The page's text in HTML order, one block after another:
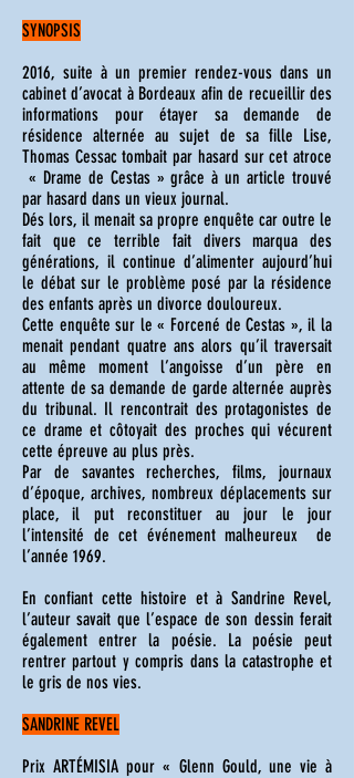
SYNOPSIS
2016, suite à un premier rendez-vous dans un
cabinet d’avocat à Bordeaux afin de recueillir des
informations pour étayer sa demande de
résidence alternée au sujet de sa fille Lise,
Thomas Cessac tombait par hasard sur cet atroce
« Drame de Cestas » grâce à un article trouvé
par hasard dans un vieux journal.
Dés lors, il menait sa propre enquête car outre le
fait que ce terrible fait divers marqua des
générations, il continue d’alimenter aujourd’hui
le débat sur le problème posé par la résidence
des enfants après un divorce douloureux.
Cette enquête sur le « Forcené de Cestas », il la
menait pendant quatre ans alors qu’il traversait
au même moment l’angoisse d’un père en
attente de sa demande de garde alternée auprès
du tribunal. Il rencontrait des protagonistes de
ce drame et côtoyait des proches qui vécurent
cette épreuve au plus près.
Par de savantes recherches, films, journaux
d’époque, archives, nombreux déplacements sur
place, il put reconstituer au jour le jour
l’intensité de cet événement malheureux de
l’année 1969.
En confiant cette histoire et à Sandrine Revel,
l’auteur savait que l’espace de son dessin ferait
également entrer la poésie. La poésie peut
rentrer partout y compris dans la catastrophe et
le gris de nos vies.
SANDRINE REVEL
Prix ARTÉMISIA pour « Glenn Gould, une vie à